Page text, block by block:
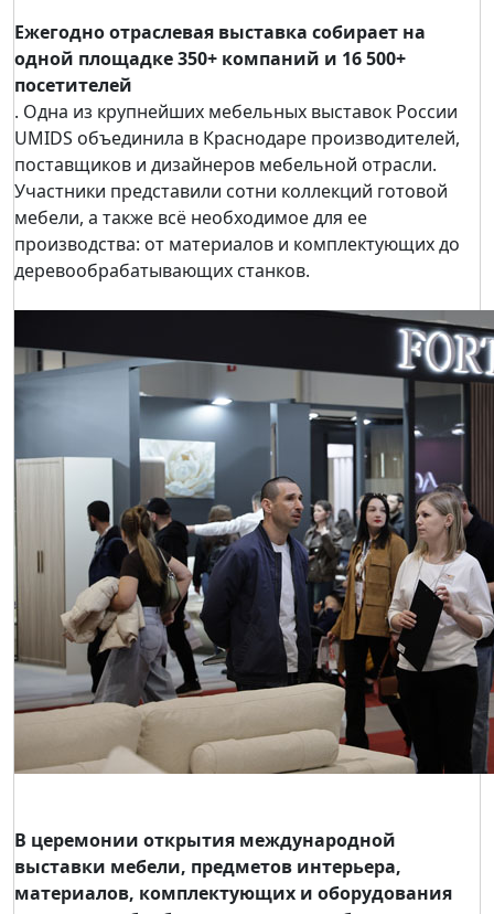
Ежегодно отраслевая выставка собирает на
одной площадке 350+ компаний и 16 500+
посетителей
. Одна из крупнейших мебельных выставок России
UMIDS объединила в Краснодаре производителей,
поставщиков и дизайнеров мебельной отрасли.
Участники представили сотни коллекций готовой
мебели, а также всё необходимое для ее
производства: от материалов и комплектующих до
деревообрабатывающих станков.
В церемонии открытия международной
выставки мебели, предметов интерьера,
материалов, комплектующих и оборудования